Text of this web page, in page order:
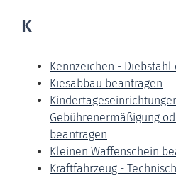
K
Kennzeichen -
Kiesabbau beantragen
Gebührenermäßigung
beantragen
Kleinen Waffenschein
Kraftfahrzeug -